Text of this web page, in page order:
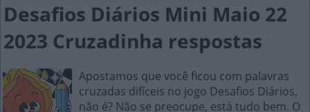
Desafios Diários Mini Maio 22
2023 Cruzadinha respostas
Apostamos que você ficou com palavras
cruzadas difíceis no jogo Desafios Diários,
não é? Não se preocupe, está tudo bem. O